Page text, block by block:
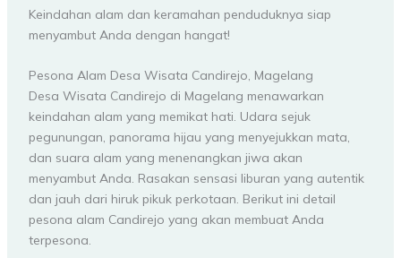
Keindahan alam dan keramahan penduduknya siap
menyambut Anda dengan hangat!
Pesona Alam Desa Wisata Candirejo, Magelang
Desa Wisata Candirejo di Magelang menawarkan
keindahan alam yang memikat hati. Udara sejuk
pegunungan, panorama hijau yang menyejukkan mata,
dan suara alam yang menenangkan jiwa akan
menyambut Anda. Rasakan sensasi liburan yang autentik
dan jauh dari hiruk pikuk perkotaan. Berikut ini detail
pesona alam Candirejo yang akan membuat Anda
terpesona.